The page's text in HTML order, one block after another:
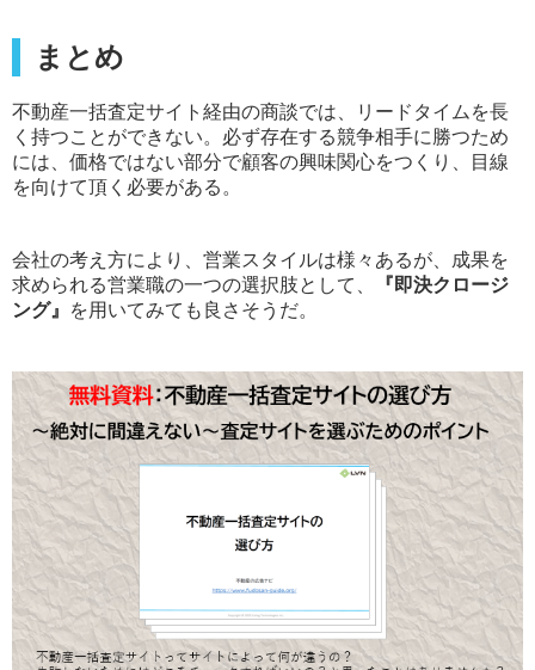
まとめ
不動産一括査定サイト経由の商談では、リードタイムを長
く持つことができない。必ず存在する競争相手に勝つため
には、価格ではない部分で顧客の興味関心をつくり、目線
を向けて頂く必要がある。
会社の考え方により、営業スタイルは様々あるが、成果を
求められる営業職の一つの選択肢として、
『即決クロージ
ング』
を用いてみても良さそうだ。